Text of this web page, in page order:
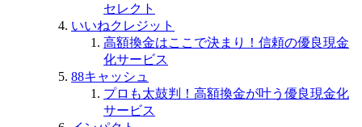
セレクト
いいねクレジット
高額換金はここで決まり！信頼の優良現金
化サービス
88キャッシュ
プロも太鼓判！高額換金が叶う優良現金化
サービス